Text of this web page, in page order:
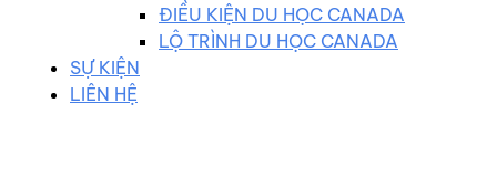
ĐIỀU KIỆN DU HỌC CANADA
LỘ TRÌNH DU HỌC CANADA
SỰ KIỆN
LIÊN HỆ